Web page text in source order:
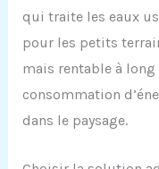
qui traite les eaux
pour les petits
mais rentable à
consommation
dans le paysage.